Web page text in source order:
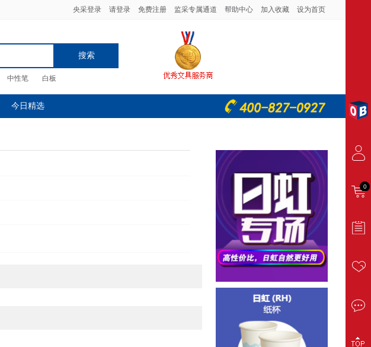
央采登录 请登录 免费注册 监采专属通道 帮助中心 加入收藏 设为首页
搜索
中性笔 白板
今日精选
0